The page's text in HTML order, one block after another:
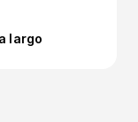
largo